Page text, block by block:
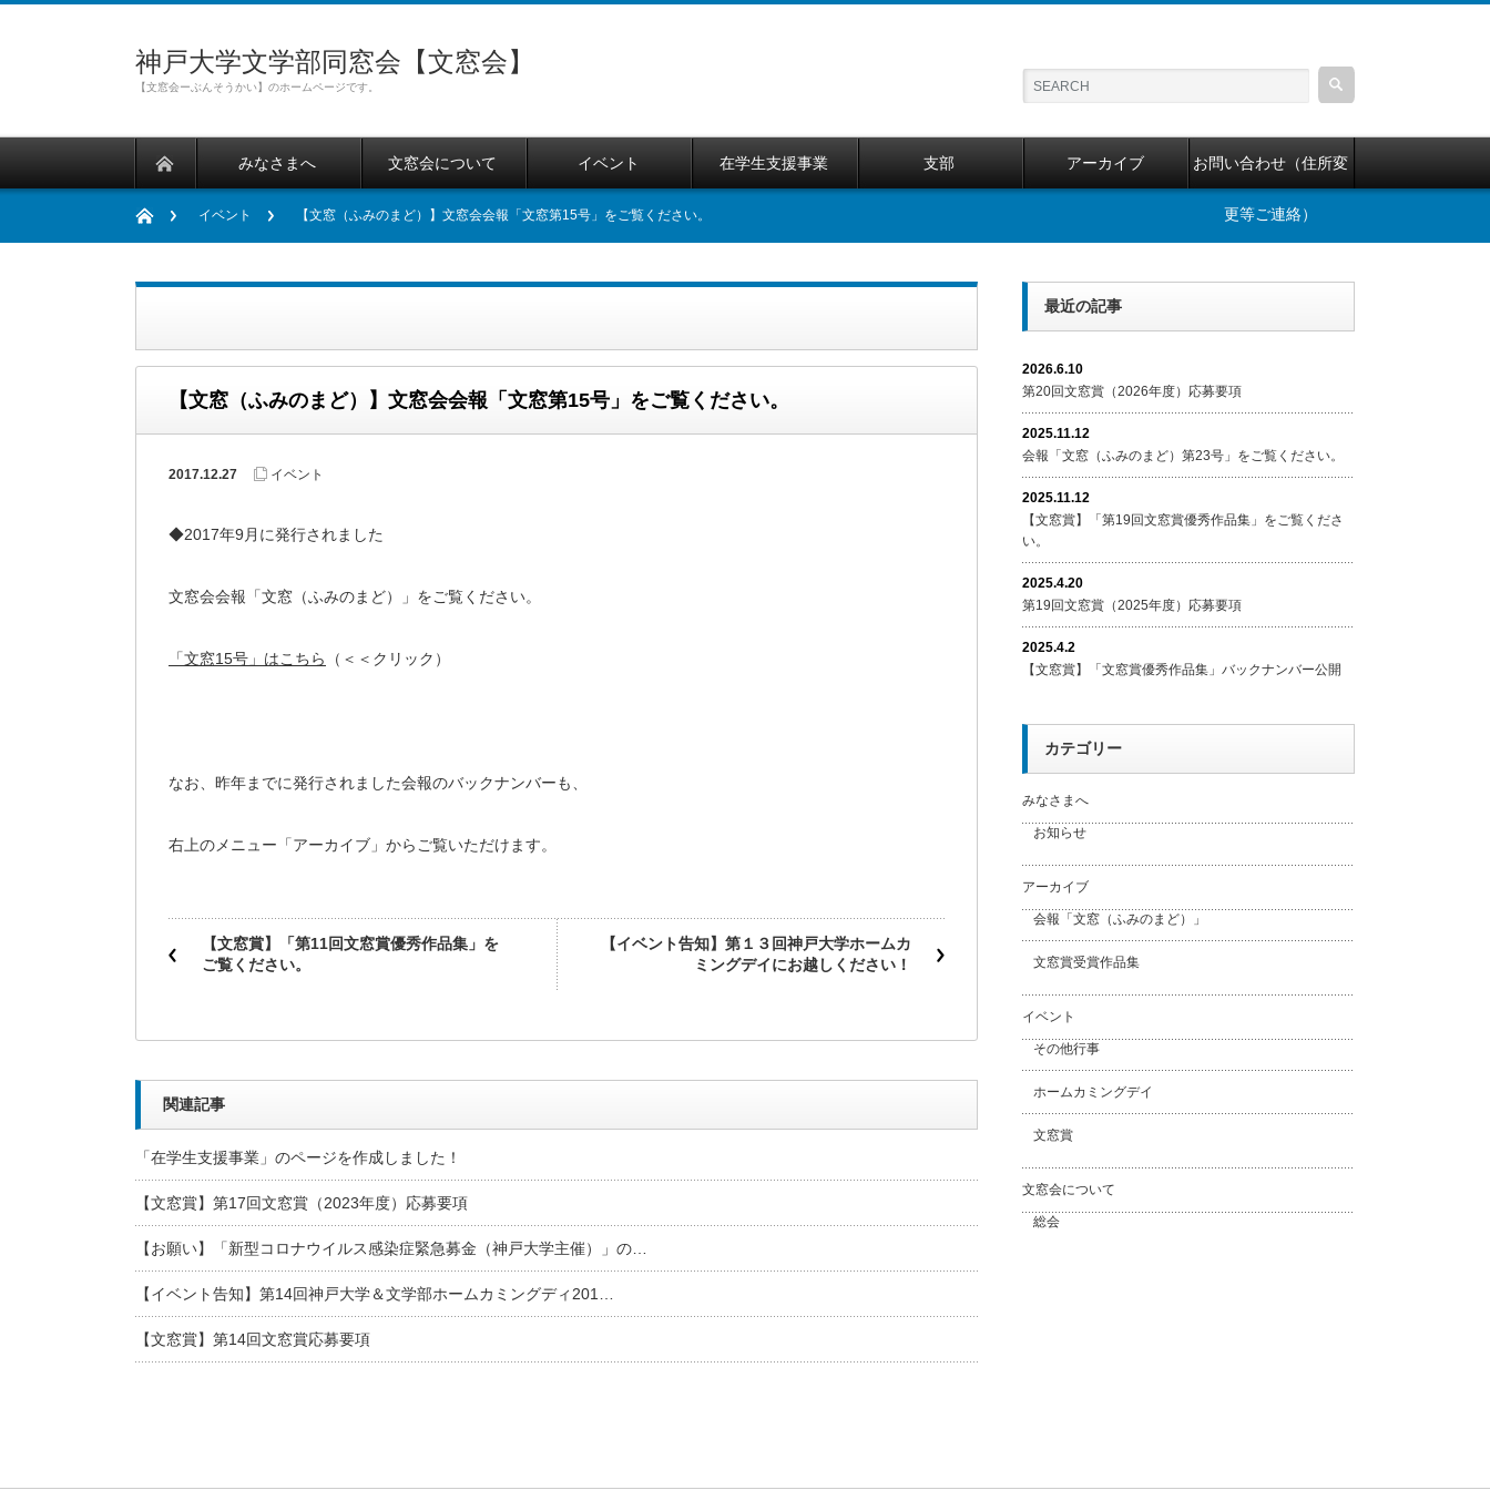
神戸大学文学部同窓会【文窓会】
【文窓会ーぶんそうかい】のホームページです。
みなさまへ 文窓会について イベント 在学生支援事業 支部 アーカイブ お問い合わせ（住所変
更等ご連絡）
イベント 【文窓（ふみのまど）】文窓会会報「文窓第15号」をご覧ください。
【文窓（ふみのまど）】文窓会会報「文窓第15号」をご覧ください。
2017.12.27 イベント
◆2017年9月に発行されました
文窓会会報「文窓（ふみのまど）」をご覧ください。
「文窓15号」はこちら （＜＜クリック）
なお、昨年までに発行されました会報のバックナンバーも、
右上のメニュー「アーカイブ」からご覧いただけます。
【文窓賞】「第11回文窓賞優秀作品集」を
ご覧ください。
【イベント告知】第１３回神戸大学ホームカ
ミングデイにお越しください！
関連記事
「在学生支援事業」のページを作成しました！
【文窓賞】第17回文窓賞（2023年度）応募要項
【お願い】「新型コロナウイルス感染症緊急募金（神戸大学主催）」の…
【イベント告知】第14回神戸大学＆文学部ホームカミングディ201…
【文窓賞】第14回文窓賞応募要項
最近の記事
2026.6.10
第20回文窓賞（2026年度）応募要項
2025.11.12
会報「文窓（ふみのまど）第23号」をご覧ください。
2025.11.12
【文窓賞】「第19回文窓賞優秀作品集」をご覧くださ
い。
2025.4.20
第19回文窓賞（2025年度）応募要項
2025.4.2
【文窓賞】「文窓賞優秀作品集」バックナンバー公開
カテゴリー
みなさまへ
お知らせ
アーカイブ
会報「文窓（ふみのまど）」
文窓賞受賞作品集
イベント
その他行事
ホームカミングデイ
文窓賞
文窓会について
総会